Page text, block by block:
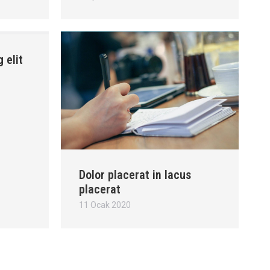
elit
Dolor placerat in lacus
placerat
11 Ocak 2020